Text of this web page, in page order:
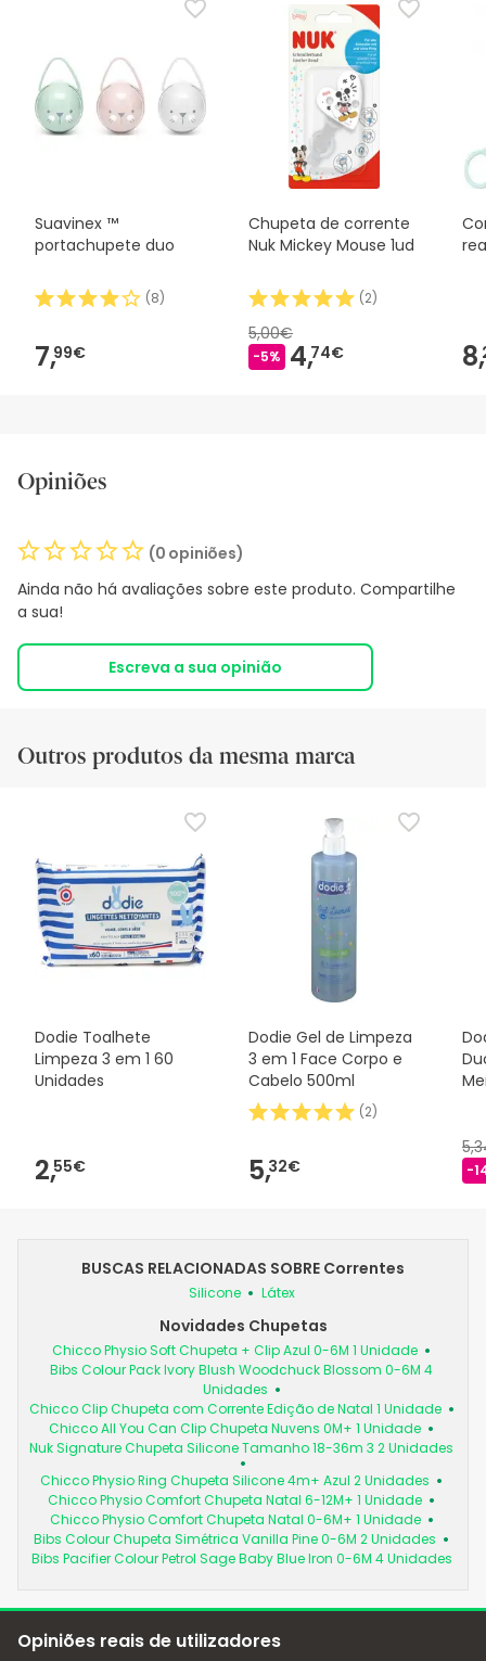
Suavinex ™
portachupete duo
(8)
7,99€
Chupeta de corrente
Nuk Mickey Mouse 1ud
(2)
5,00€
-5% 4,74€ 8,
Opiniões
(0 opiniões)
Ainda não há avaliações sobre este produto. Compartilhe
a sua!
Escreva a sua opinião
Outros produtos da mesma marca
Dodie Toalhete
Limpeza 3 em 1 60
Unidades
2,55€
Dodie Gel de Limpeza
3 em 1 Face Corpo e
Cabelo 500ml
(2)
5,32€ -
BUSCAS RELACIONADAS SOBRE Correntes
Silicone Látex
Novidades Chupetas
Chicco Physio Soft Chupeta + Clip Azul 0-6M 1 Unidade
Bibs Colour Pack Ivory Blush Woodchuck Blossom 0-6M 4
Unidades
Chicco Clip Chupeta com Corrente Edição de Natal 1 Unidade
Chicco All You Can Clip Chupeta Nuvens 0M+ 1 Unidade
Nuk Signature Chupeta Silicone Tamanho 18-36m 3 2 Unidades
Chicco Physio Ring Chupeta Silicone 4m+ Azul 2 Unidades
Chicco Physio Comfort Chupeta Natal 6-12M+ 1 Unidade
Chicco Physio Comfort Chupeta Natal 0-6M+ 1 Unidade
Bibs Colour Chupeta Simétrica Vanilla Pine 0-6M 2 Unidades
Bibs Pacifier Colour Petrol Sage Baby Blue Iron 0-6M 4 Unidades
Opiniões reais de utilizadores